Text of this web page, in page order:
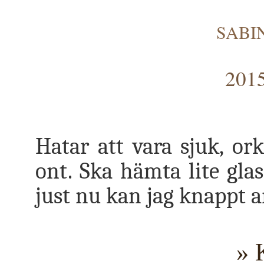
Hatar att vara sjuk,
ont. Ska hämta lite
just nu kan jag knappt
»